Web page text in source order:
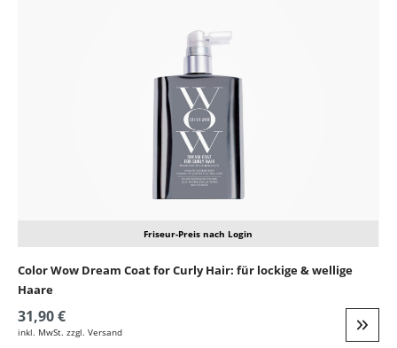
Friseur-Preis nach Login
Color Wow Dream Coat for Curly Hair: für lockige & wellige
Haare
31,90 €
inkl. MwSt. zzgl. Versand